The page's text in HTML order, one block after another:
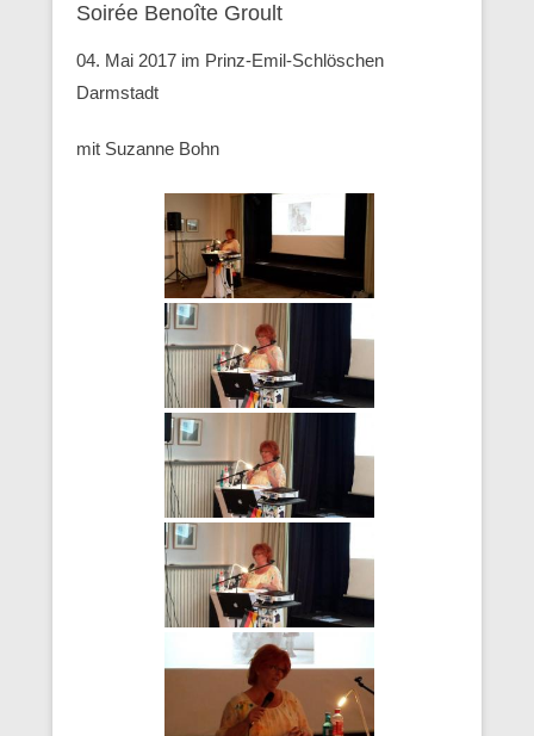
Soirée Benoîte Groult
04. Mai 2017 im Prinz-Emil-Schlöschen
Darmstadt
mit Suzanne Bohn